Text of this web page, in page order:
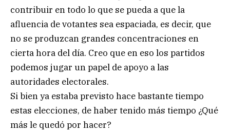
contribuir en todo lo que se pueda a que la
afluencia de votantes sea espaciada, es decir, que
no se produzcan grandes concentraciones en
cierta hora del día. Creo que en eso los partidos
podemos jugar un papel de apoyo a las
autoridades electorales.
Si bien ya estaba previsto hace bastante tiempo
estas elecciones, de haber tenido más tiempo ¿Qué
más le quedó por hacer?